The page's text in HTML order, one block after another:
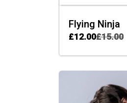
Flying Ninja
£15.00
£12.00